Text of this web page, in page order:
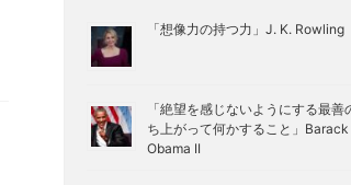
「想像力の持つ力」J. K. Rowling
「絶望を感じないようにする最善
ち上がって何かすること」
Obama II